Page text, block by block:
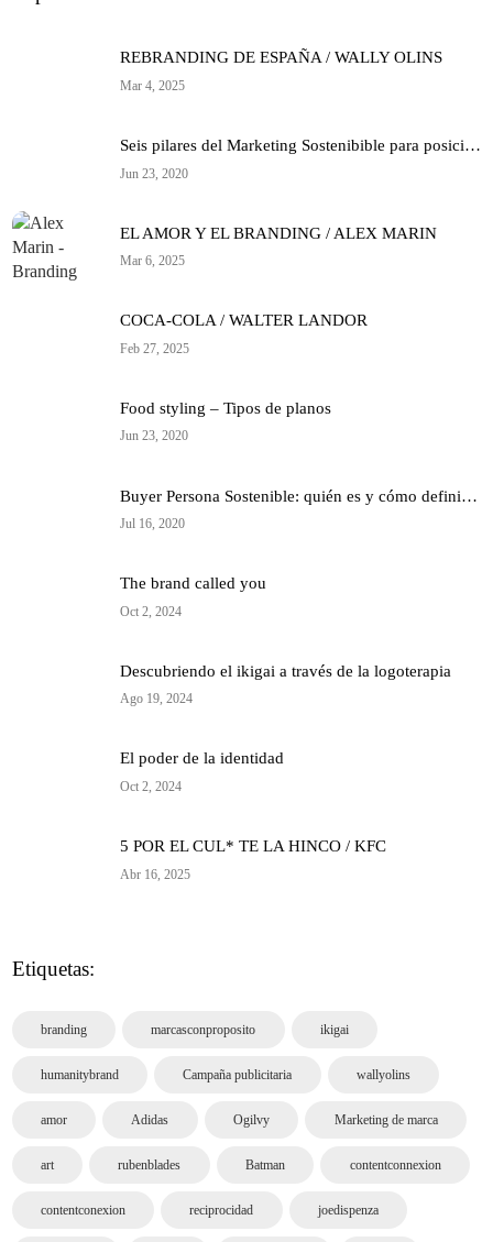
REBRANDING DE ESPAÑA / WALLY OLINS
Mar 4, 2025
Seis pilares del Marketing Sostenibible para posicionar eco-marcas ♻️
Jun 23, 2020
EL AMOR Y EL BRANDING / ALEX MARIN
Mar 6, 2025
COCA-COLA / WALTER LANDOR
Feb 27, 2025
Food styling – Tipos de planos
Jun 23, 2020
Buyer Persona Sostenible: quién es y cómo definirlo para tu marca
Jul 16, 2020
The brand called you
Oct 2, 2024
Descubriendo el ikigai a través de la logoterapia
Ago 19, 2024
El poder de la identidad
Oct 2, 2024
5 POR EL CUL* TE LA HINCO / KFC
Abr 16, 2025
Etiquetas:
branding marcasconproposito ikigai
humanitybrand Campaña publicitaria wallyolins
amor Adidas Ogilvy Marketing de marca
art rubenblades Batman contentconnexion
contentconexion reciprocidad joedispenza